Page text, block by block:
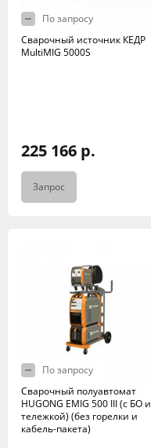
По запросу
Сварочный источник КЕДР
MultiMIG 5000S
225 166 р.
Запрос
По запросу
Сварочный полуавтомат
HUGONG EMIG 500 III (с БО и
тележкой) (без горелки и
кабель-пакета)